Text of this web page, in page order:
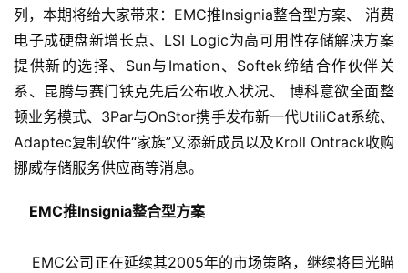
列，本期将给大家带来：EMC推Insignia整合型方案、 消费
电子成硬盘新增长点、LSI Logic为高可用性存储解决方案
提供新的选择、Sun与Imation、Softek缔结合作伙伴关
系、昆腾与赛门铁克先后公布收入状况、 博科意欲全面整
顿业务模式、3Par与OnStor携手发布新一代UtiliCat系统、
Adaptec复制软件“家族”又添新成员以及Kroll Ontrack收购
挪威存储服务供应商等消息。
EMC推Insignia整合型方案
EMC公司正在延续其2005年的市场策略，继续将目光瞄